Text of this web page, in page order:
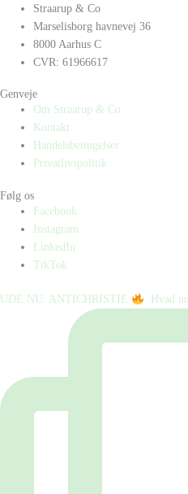
Straarup & Co
Marselisborg havnevej 36
8000 Aarhus C
CVR: 61966617
Genveje
Om Straarup & Co
Kontakt
Handelsbetingelser
Privatlivspolitik
Følg os
Facebook
Instagram
LinkedIn
TikTok
UDE NU: ANTICHRISTIE Hvad